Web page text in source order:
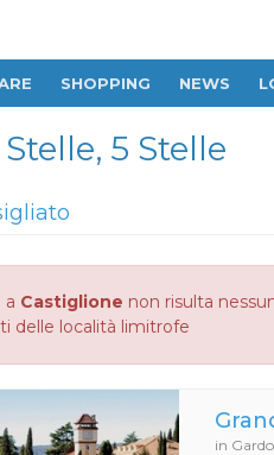
SHOPPING NEWS
5 Stelle
a Castiglione non risulta
delle località limitrofe
in